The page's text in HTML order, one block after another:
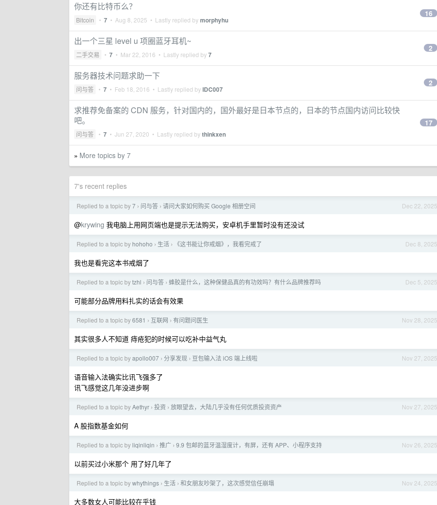
你还有比特币么？
Bitcoin • 7 • Aug 8, 2025 • Lastly replied bymorphyhu
16
出一个三星 level u 项圈蓝牙耳机~
二手交易 • 7 • Mar 22, 2016 • Lastly replied by7
2
服务器技术问题求助一下
问与答 • 7 • Feb 18, 2016 • Lastly replied byIDC007
2
求推荐免备案的 CDN 服务，针对国内的，国外最好是日本节点的，日本的节点国内访问比较快
吧。
问与答 • 7 • Jun 27, 2020 • Lastly replied bythinkxen
17
» More topics by 7
7's recent replies
Dec 22, 2025
Replied to a topic by7 › 问与答 › 请问大家如何购买 Google 相册空间
@krywing 我电脑上用网页端也是提示无法购买，安卓机手里暂时没有还没试
Dec 8, 2025
Replied to a topic by hohoho › 生活 › 《这书能让你戒烟》，我看完戒了
我也是看完这本书戒烟了
Dec 5, 2025
Replied to a topic bytzhl › 问与答 › 蜂胶是什么，这种保健品真的有功效吗？有什么品牌推荐吗
可能部分品牌用料扎实的话会有效果
Nov 28, 2025
Replied to a topic by6581 › 互联网 › 有问题问医生
其实很多人不知道 痔疮犯的时候可以吃补中益气丸
Nov 27, 2025
Replied to a topic byapollo007 › 分享发现 › 豆包输入法 iOS 端上线啦
语音输入法确实比讯飞强多了
讯飞感觉这几年没进步啊
Nov 27, 2025
Replied to a topic byAethyr › 投资 › 放眼望去，大陆几乎没有任何优质投资资产
A 股指数基金如何
Nov 26, 2025
Replied to a topic by liqinliqin › 推广 › 9.9 包邮的蓝牙温湿度计，有屏，还有 APP、小程序支持
以前买过小米那个 用了好几年了
Nov 24, 2025
Replied to a topic bywhythings › 生活 › 和女朋友吵架了，这次感觉信任崩塌
大多数女人可能比较在乎钱